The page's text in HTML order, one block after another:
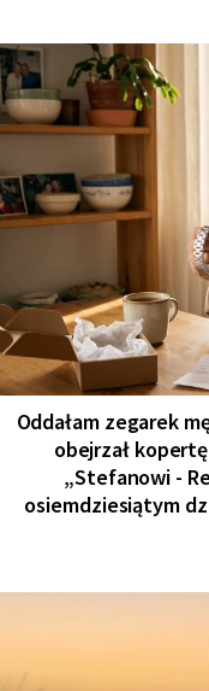
Oddałam zegarek
obejrzał
„Stefanowi -
osiemdziesiątym